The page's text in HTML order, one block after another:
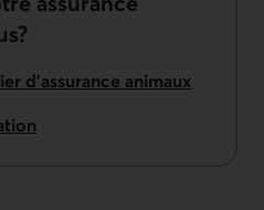
d'assurance animaux